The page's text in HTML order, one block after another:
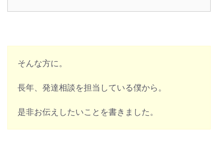
そんな方に。
長年、発達相談を担当している僕から。
是非お伝えしたいことを書きました。